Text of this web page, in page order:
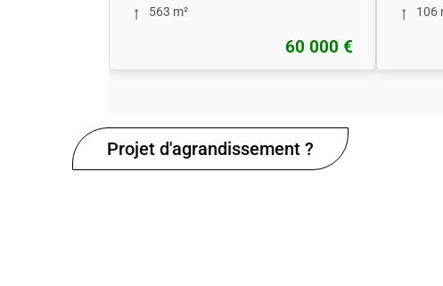
563 m²
60 000 €
106
Projet d'agrandissement ?